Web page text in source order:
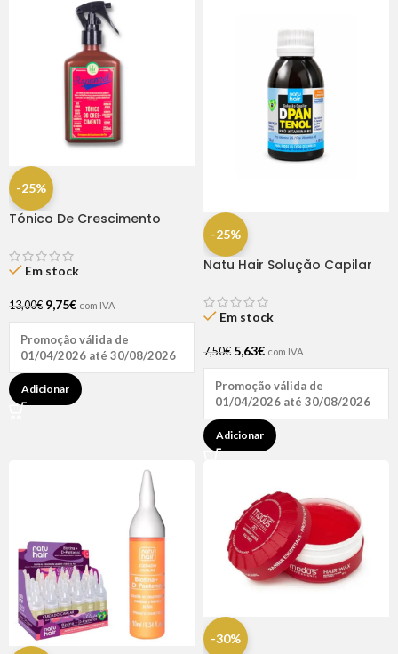
-25%
Tónico De Crescimento
Em stock
13,00€ 9,75€ com IVA
Promoção válida de
01/04/2026 até 30/08/2026
Adicionar
-25%
Natu Hair Solução Capilar
Em stock
7,50€ 5,63€ com IVA
Promoção válida de
01/04/2026 até 30/08/2026
Adicionar
-30%